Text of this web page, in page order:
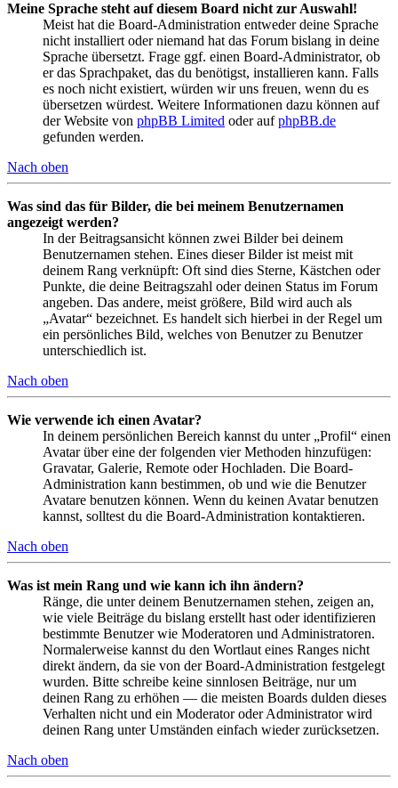
Meine Sprache steht auf diesem Board nicht zur Auswahl!
Meist hat die Board-Administration entweder deine Sprache
nicht installiert oder niemand hat das Forum bislang in deine
Sprache übersetzt. Frage ggf. einen Board-Administrator, ob
er das Sprachpaket, das du benötigst, installieren kann. Falls
es noch nicht existiert, würden wir uns freuen, wenn du es
übersetzen würdest. Weitere Informationen dazu können auf
der Website von phpBB Limited oder aufphpBB.de
gefunden werden.
Nach oben
Was sind das für Bilder, die bei meinem Benutzernamen
angezeigt werden?
In der Beitragsansicht können zwei Bilder bei deinem
Benutzernamen stehen. Eines dieser Bilder ist meist mit
deinem Rang verknüpft: Oft sind dies Sterne, Kästchen oder
Punkte, die deine Beitragszahl oder deinen Status im Forum
angeben. Das andere, meist größere, Bild wird auch als
„Avatar“ bezeichnet. Es handelt sich hierbei in der Regel um
ein persönliches Bild, welches von Benutzer zu Benutzer
unterschiedlich ist.
Nach oben
Wie verwende ich einen Avatar?
In deinem persönlichen Bereich kannst du unter „Profil“ einen
Avatar über eine der folgenden vier Methoden hinzufügen:
Gravatar, Galerie, Remote oder Hochladen. Die Board-
Administration kann bestimmen, ob und wie die Benutzer
Avatare benutzen können. Wenn du keinen Avatar benutzen
kannst, solltest du die Board-Administration kontaktieren.
Nach oben
Was ist mein Rang und wie kann ich ihn ändern?
Ränge, die unter deinem Benutzernamen stehen, zeigen an,
wie viele Beiträge du bislang erstellt hast oder identifizieren
bestimmte Benutzer wie Moderatoren und Administratoren.
Normalerweise kannst du den Wortlaut eines Ranges nicht
direkt ändern, da sie von der Board-Administration festgelegt
wurden. Bitte schreibe keine sinnlosen Beiträge, nur um
deinen Rang zu erhöhen — die meisten Boards dulden dieses
Verhalten nicht und ein Moderator oder Administrator wird
deinen Rang unter Umständen einfach wieder zurücksetzen.
Nach oben